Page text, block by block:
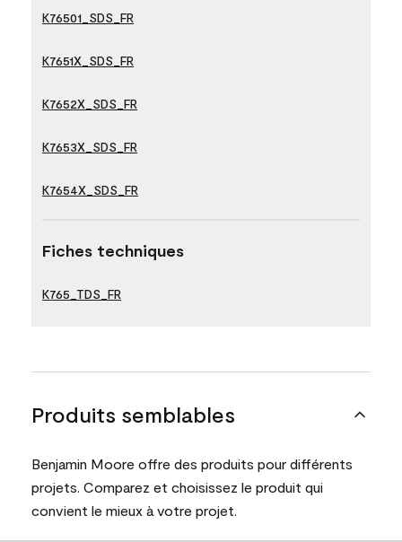
K76501_SDS_FR
K7651X_SDS_FR
K7652X_SDS_FR
K7653X_SDS_FR
K7654X_SDS_FR
Fiches techniques
K765_TDS_FR
Produits semblables
Benjamin Moore offre des produits pour différents
projets. Comparez et choisissez le produit qui
convient le mieux à votre projet.